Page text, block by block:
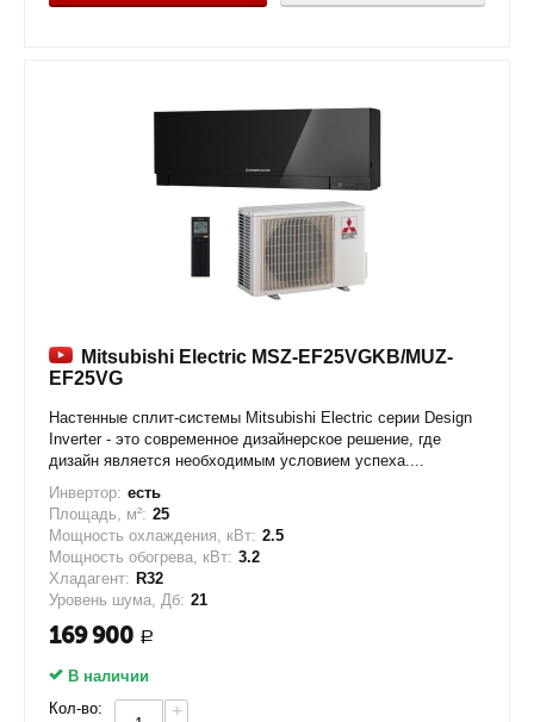
Mitsubishi Electric MSZ-EF25VGKB/MUZ-
EF25VG
Настенные сплит-системы Mitsubishi Electric серии Design
Inverter - это современное дизайнерское решение, где
дизайн является необходимым условием успеха....
Инвертор: есть
Площадь, м²: 25
Мощность охлаждения, кВт: 2.5
Мощность обогрева, кВт: 3.2
Хладагент: R32
Уровень шума, Дб: 21
169 900 Р
В наличии
Кол-во:
+